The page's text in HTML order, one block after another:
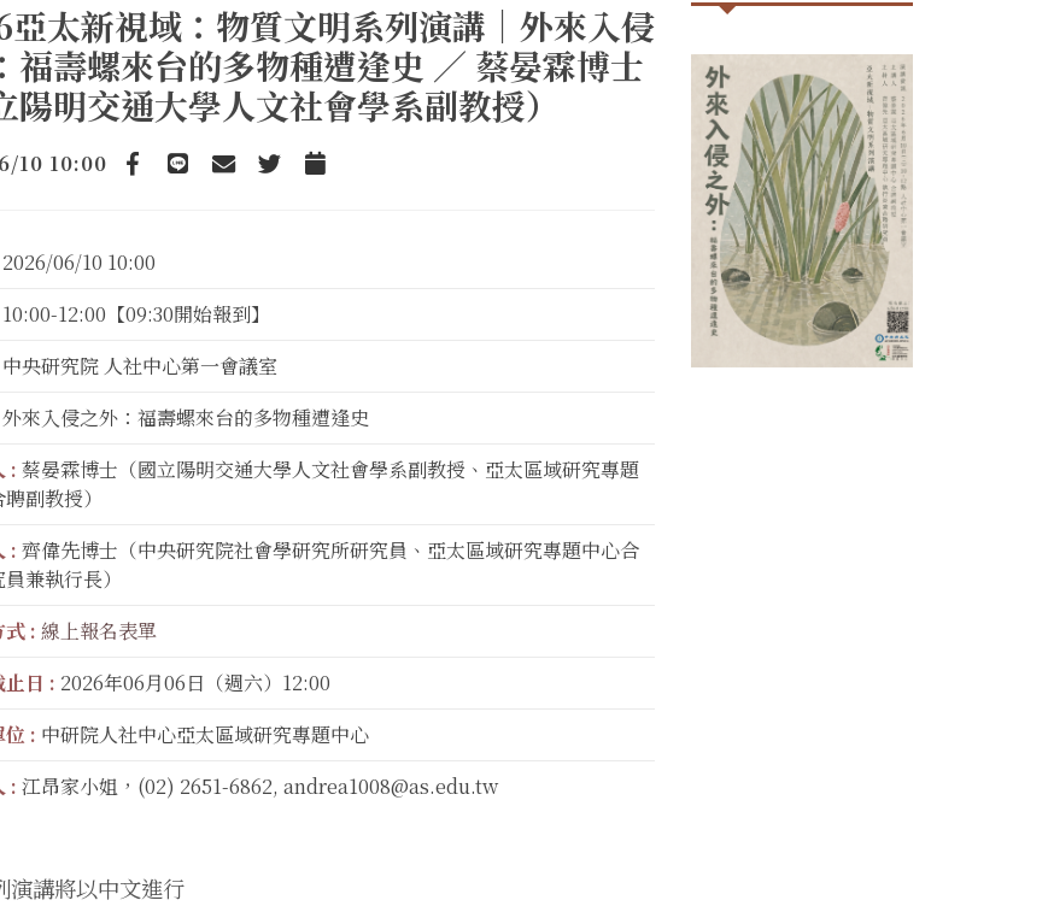
太新視域：物質文明系列演講｜外來入侵
福壽螺來台的多物種遭逢史 ／ 蔡晏霖博士
陽明交通大學人文社會學系副教授）
10 10:00
Facebook TwitterAdd to Calendar
2026/06/10 10:00
10:00-12:00【09:30開始報到】
中央研究院 人社中心第一會議室
外來入侵之外：福壽螺來台的多物種遭逢史
: 蔡晏霖博士（國立陽明交通大學人文社會學系副教授、亞太區域研究專題
副教授）
: 齊偉先博士（中央研究院社會學研究所研究員、亞太區域研究專題中心合
兼執行長）
式 : 線上報名表單
日 : 2026年06月06日（週六）12:00
位 : 中研院人社中心亞太區域研究專題中心
: 江昂家小姐，(02) 2651-6862, andrea1008@as.edu.tw
講將以中文進行